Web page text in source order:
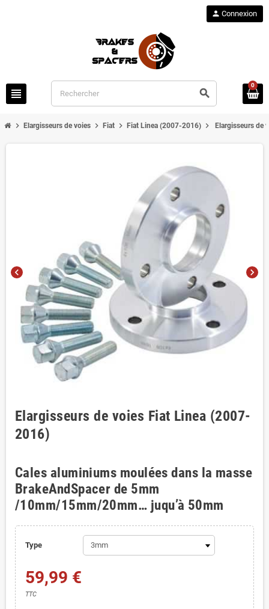
view_headline search
person Connexion
0
chevron_right Elargisseurs de voies chevron_right Fiat chevron_right Fiat Linea (2007-2016) chevron_right Elargisseurs de
chevron_left chevron_right
Elargisseurs de voies Fiat Linea (2007-
2016)
Cales aluminiums moulées dans la masse
BrakeAndSpacer de 5mm
/10mm/15mm/20mm… juqu’à 50mm
Type
59,99 €
TTC